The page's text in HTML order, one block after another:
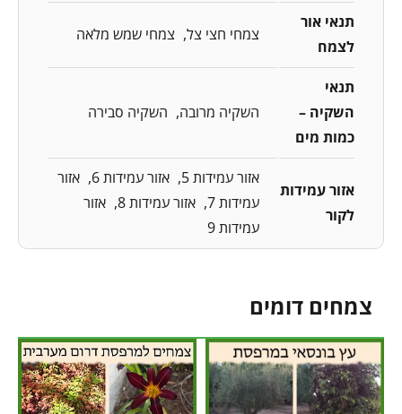
תנאי אור
לצמח
צמחי חצי צל צמחי שמש מלאה
תנאי
השקיה –
כמות מים
השקיה מרובה השקיה סבירה
אזור עמידות
לקור
אזור עמידות 5 אזור עמידות 6
אזור
עמידות 7
אזור עמידות 8
אזור
עמידות 9
צמחים דומים